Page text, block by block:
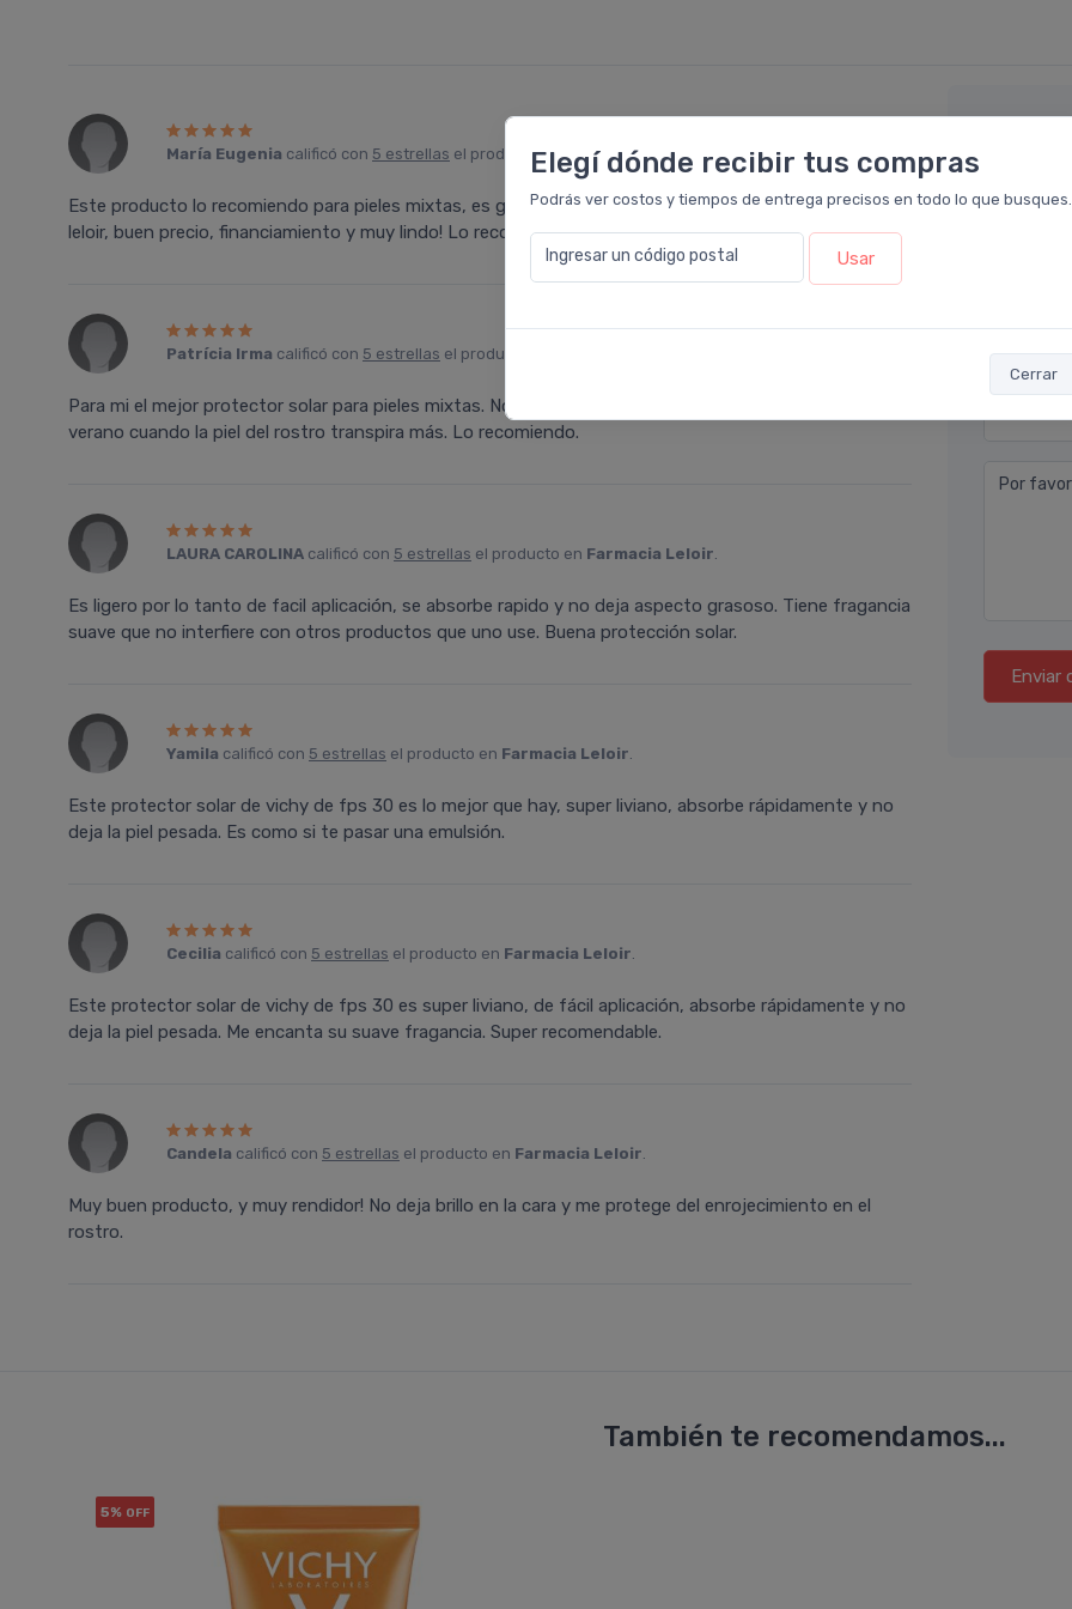
Elegí dónde recibir tus compras
Podrás ver costos y tiempos de entrega precisos en todo lo que busques.
Ingresar un código postal Usar
Cerrar
Marí­a Eugenia calificó con 5 estrellas el producto enFarmacia Leloir
Este producto lo recomiendo para pieles mixtas, es genial. Yo ya lo usaba y lo vuelvo a comprar en
leloir, buen precio, financiamiento y muy lindo! Lo recomiendo!
Patrí­cia Irma calificó con 5 estrellas el producto en
Para mi el mejor protector solar para pieles mixtas. No es untuoso debido a su toque seco e ideal para
verano cuando la piel del rostro transpira más. Lo recomiendo.
LAURA CAROLINA calificó con 5 estrellas el producto en Farmacia Leloir.
Es ligero por lo tanto de facil aplicación, se absorbe rapido y no deja aspecto grasoso. Tiene fragancia
suave que no interfiere con otros productos que uno use. Buena protección solar.
Yamila calificó con 5 estrellas el producto en Farmacia Leloir.
Este protector solar de vichy de fps 30 es lo mejor que hay, super liviano, absorbe rápidamente y no
deja la piel pesada. Es como si te pasar una emulsión.
Cecilia calificó con 5 estrellas el producto en Farmacia Leloir.
Este protector solar de vichy de fps 30 es super liviano, de fácil aplicación, absorbe rápidamente y no
deja la piel pesada. Me encanta su suave fragancia. Super recomendable.
Candela calificó con 5 estrellas el producto en Farmacia Leloir.
Muy buen producto, y muy rendidor! No deja brillo en la cara y me protege del enrojecimiento en el
rostro.
Nombre
Email*
Por
Enviar
También te recomendamos...
5% OFF